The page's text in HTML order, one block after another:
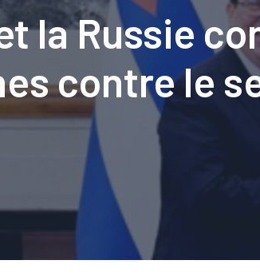
la Russie
contre le